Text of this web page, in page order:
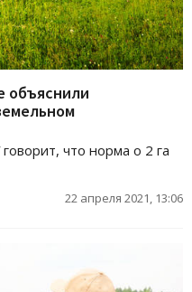
объяснили
что норма о 2 га
22 апреля 2021, 13:06